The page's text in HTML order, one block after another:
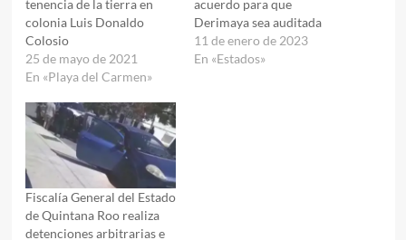
tenencia de la tierra en
colonia Luis Donaldo
Colosio
25 de mayo de 2021
En «Playa del Carmen»
acuerdo para que
Derimaya sea auditada
11 de enero de 2023
En «Estados»
Fiscalía General del Estado
de Quintana Roo realiza
detenciones arbitrarias e